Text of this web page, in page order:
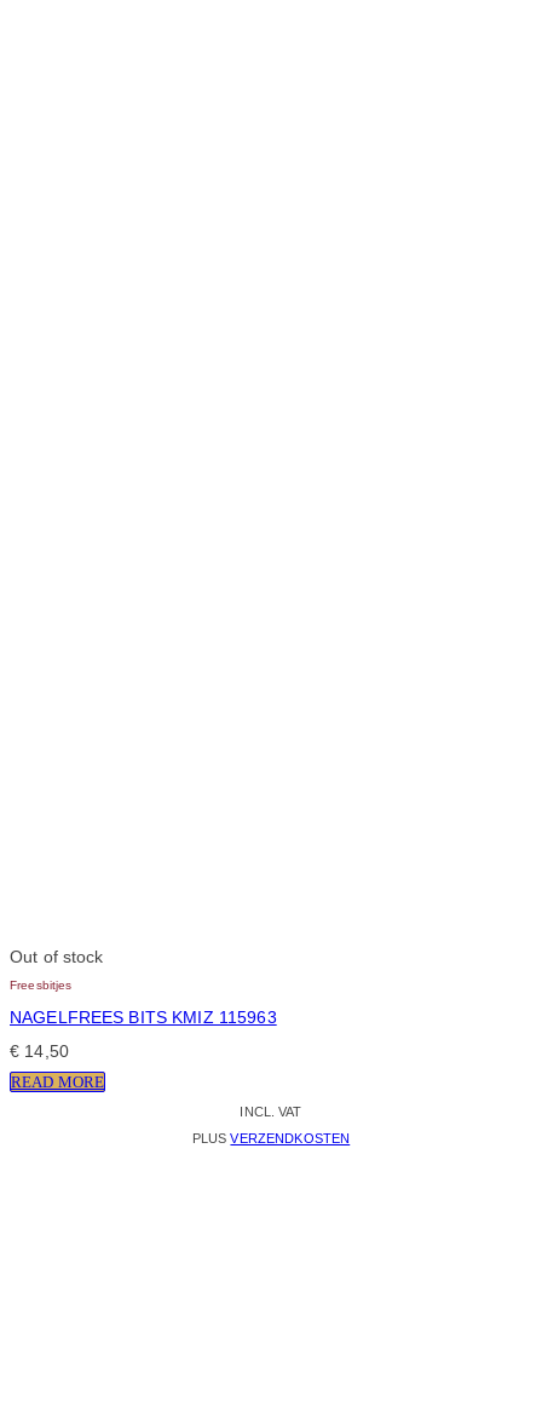
Out of stock
Freesbitjes
NAGELFREES BITS KMIZ 115963
€ 14,50
READ MORE
INCL. VAT
PLUSVERZENDKOSTEN